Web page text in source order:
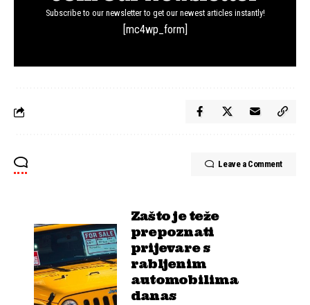
Subscribe to our newsletter to get our newest articles instantly!
[mc4wp_form]
Leave a Comment
Zašto je teže
prepoznati
prijevare s
rabljenim
automobilima
danas